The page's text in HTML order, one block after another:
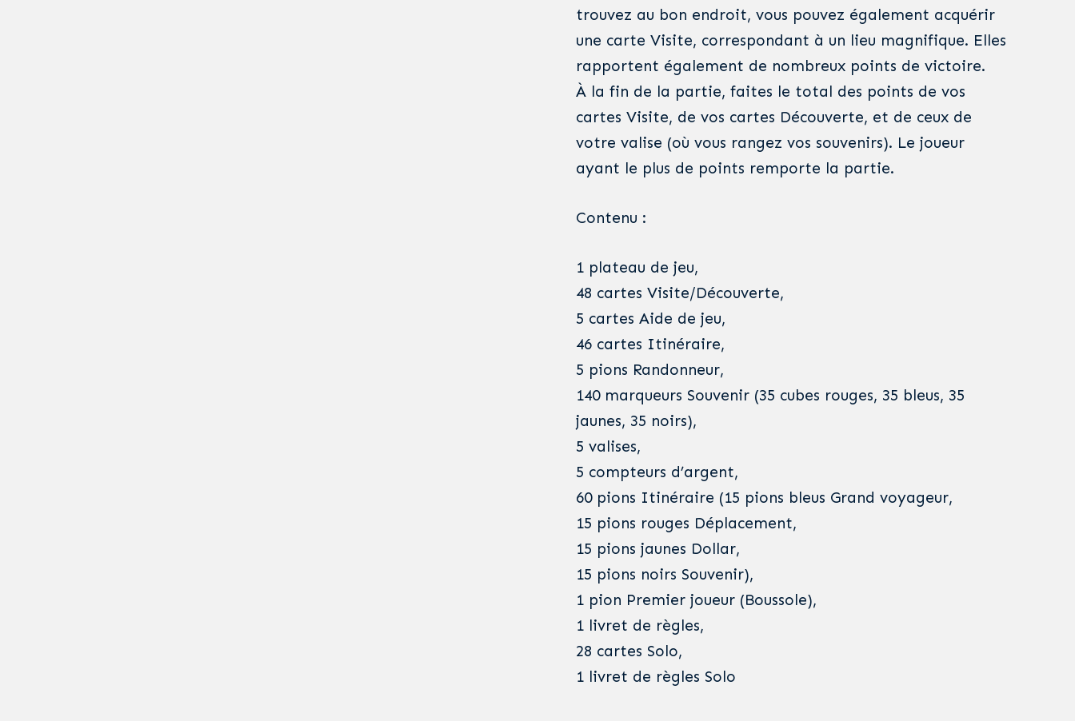
trouvez au bon endroit, vous pouvez également acquérir
une carte Visite, correspondant à un lieu magnifique. Elles
rapportent également de nombreux points de victoire.
À la fin de la partie, faites le total des points de vos
cartes Visite, de vos cartes Découverte, et de ceux de
votre valise (où vous rangez vos souvenirs). Le joueur
ayant le plus de points remporte la partie.
Contenu :
1 plateau de jeu,
48 cartes Visite/Découverte,
5 cartes Aide de jeu,
46 cartes Itinéraire,
5 pions Randonneur,
140 marqueurs Souvenir (35 cubes rouges, 35 bleus, 35
jaunes, 35 noirs),
5 valises,
5 compteurs d’argent,
60 pions Itinéraire (15 pions bleus Grand voyageur,
15 pions rouges Déplacement,
15 pions jaunes Dollar,
15 pions noirs Souvenir),
1 pion Premier joueur (Boussole),
1 livret de règles,
28 cartes Solo,
1 livret de règles Solo